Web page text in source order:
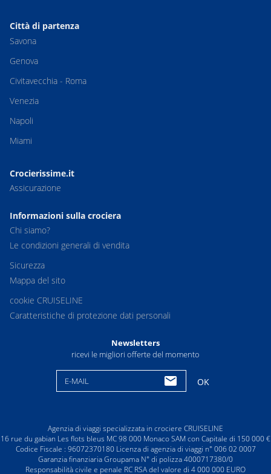
Città di partenza
Savona
Genova
Civitavecchia - Roma
Venezia
Napoli
Miami
Crocierissime.it
Assicurazione
Informazioni sulla crociera
Chi siamo?
Le condizioni generali di vendita
Sicurezza
Mappa del sito
cookie CRUISELINE
Caratteristiche di protezione dati personali
Newsletters
ricevi le migliori offerte del momento
E-MAIL OK
Agenzia di viaggi specializzata in crociere CRUISELINE
16 rue du gabian Les flots bleus MC 98 000 Monaco SAM con Capitale di 150 000 €
Codice Fiscale : 96072370180 Licenza di agenzia di viaggi n° 006 02 0007
Garanzia finanziaria Groupama N° di polizza 4000717380/0
Responsabilità civile e penale RC RSA del valore di 4 000 000 EURO